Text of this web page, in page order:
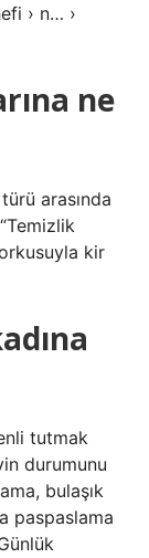
› n… ›
ne
arasında
kir
tutmak
durumunu
bulaşık
paspaslama